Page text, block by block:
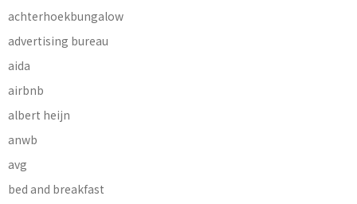
achterhoekbungalow
advertising bureau
aida
airbnb
albert heijn
anwb
avg
bed and breakfast